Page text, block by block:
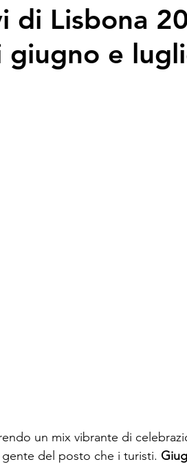
di Lisbona
e
un mix vibrante di
del posto che i turisti.